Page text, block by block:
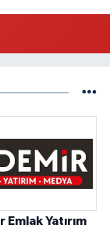
Yatırım